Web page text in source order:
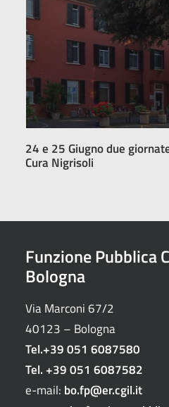
24 e 25 Giugno due
Cura Nigrisoli
Funzione Pubblica
Bologna
Via Marconi 67/2
40123 – Bologna
Tel.+39 051 6087580
Tel. +39 051 6087582
e-mail: bo.fp@er.cgil.it